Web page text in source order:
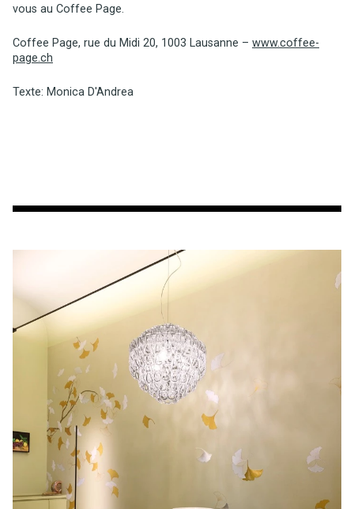
vous au Coffee Page.
Coffee Page, rue du Midi 20, 1003 Lausanne – www.coffee-
page.ch
Texte: Monica D'Andrea